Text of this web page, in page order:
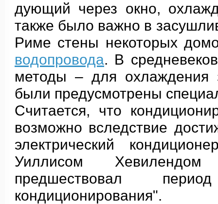
дующий через окно,
также было важно в
Риме стены некоторых
водопровода. В
методы – для охлаждения
были предусмотрены
Считается, что
возможно вследствие
электрический
Уиллисом
предшествовал
кондиционирования".